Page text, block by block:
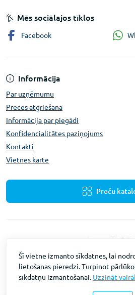
Informācija
Par uzņēmumu
Preces atgriešana
Informācija par piegādi
Konfidencialitātes paziņojums
Kontakti
Vietnes karte
Preču
Mēs sociālajos tīklos
Facebook
Fevex © 2026
Vietnes izstrādeIntent
Šī vietne izmanto sīkdatnes, lai
lietošanas pieredzi. Turpinot
sīkdatņu izmantošanai. Uzzināt